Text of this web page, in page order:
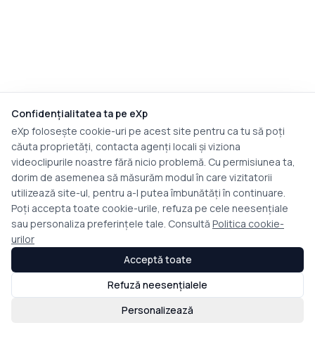
Confidențialitatea ta pe eXp
eXp folosește cookie-uri pe acest site pentru ca tu să poți
căuta proprietăți, contacta agenți locali și viziona
videoclipurile noastre fără nicio problemă. Cu permisiunea ta,
dorim de asemenea să măsurăm modul în care vizitatorii
utilizează site-ul, pentru a-l putea îmbunătăți în continuare.
Poți accepta toate cookie-urile, refuza pe cele neesențiale
sau personaliza preferințele tale. Consultă Politica cookie-
urilor
Personalizează
Refuză neesențialele
Acceptă toate